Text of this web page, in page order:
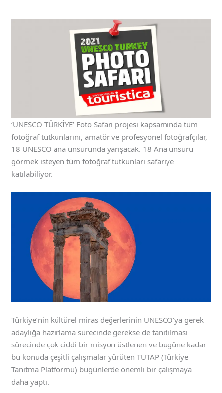
‘UNESCO TÜRKİYE’ Foto Safari projesi kapsamında tüm
fotoğraf tutkunlarını, amatör ve profesyonel fotoğrafçılar,
18 UNESCO ana unsurunda yarışacak. 18 Ana unsuru
görmek isteyen tüm fotoğraf tutkunları safariye
katılabiliyor.
Türkiye’nin kültürel miras değerlerinin UNESCO’ya gerek
adaylığa hazırlama sürecinde gerekse de tanıtılması
sürecinde çok ciddi bir misyon üstlenen ve bugüne kadar
bu konuda çeşitli çalışmalar yürüten TUTAP (Türkiye
Tanıtma Platformu) bugünlerde önemli bir çalışmaya
daha yaptı.